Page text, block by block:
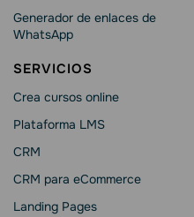
Generador de enlaces de
WhatsApp
SERVICIOS
Crea cursos online
Plataforma LMS
CRM
CRM para eCommerce
Landing Pages